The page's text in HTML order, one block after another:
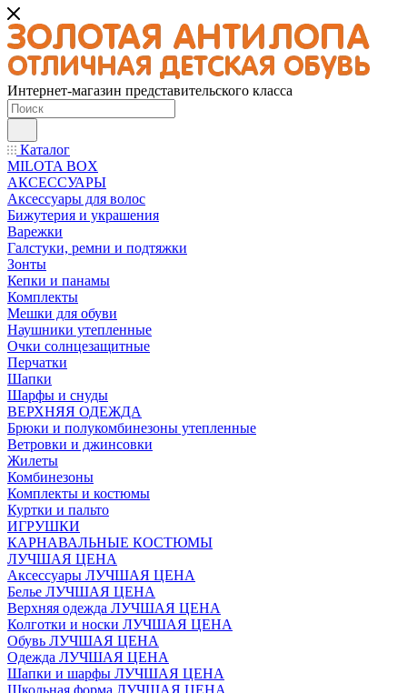
Интернет-магазин представительского класса
Каталог
MILOTA BOX
АКСЕССУАРЫ
Аксессуары для волос
Бижутерия и украшения
Варежки
Галстуки, ремни и подтяжки
Зонты
Кепки и панамы
Комплекты
Мешки для обуви
Наушники утепленные
Очки солнцезащитные
Перчатки
Шапки
Шарфы и снуды
ВЕРХНЯЯ ОДЕЖДА
Брюки и полукомбинезоны утепленные
Ветровки и джинсовки
Жилеты
Комбинезоны
Комплекты и костюмы
Куртки и пальто
ИГРУШКИ
КАРНАВАЛЬНЫЕ КОСТЮМЫ
ЛУЧШАЯ ЦЕНА
Аксессуары ЛУЧШАЯ ЦЕНА
Белье ЛУЧШАЯ ЦЕНА
Верхняя одежда ЛУЧШАЯ ЦЕНА
Колготки и носки ЛУЧШАЯ ЦЕНА
Обувь ЛУЧШАЯ ЦЕНА
Одежда ЛУЧШАЯ ЦЕНА
Шапки и шарфы ЛУЧШАЯ ЦЕНА
Школьная форма ЛУЧШАЯ ЦЕНА